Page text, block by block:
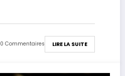
0 Commentaires LIRE LA SUITE